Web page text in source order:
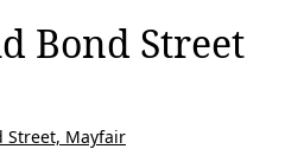
Bond Street
Street, Mayfair